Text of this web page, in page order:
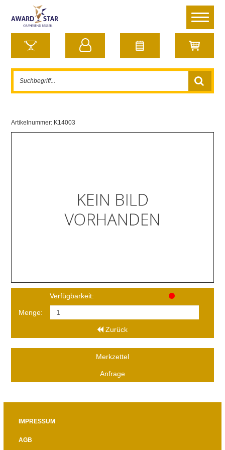
Artikelnummer: K14003
Verfügbarkeit:
Menge:
Zurück
Merkzettel
Anfrage
IMPRESSUM
AGB